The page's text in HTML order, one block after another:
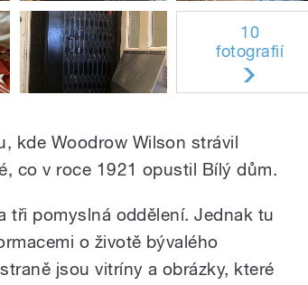
10
fotografií
kde Woodrow Wilson strávil
co v roce 1921 opustil Bílý dům.
tři pomyslná oddělení. Jednak tu
o životě bývalého
jsou vitríny a obrázky, které